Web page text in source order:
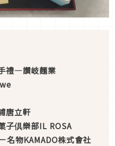
禮―讚岐麵業
唐立軒
子倶樂部IL ROSA
名物KAMADO株式會社